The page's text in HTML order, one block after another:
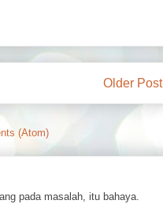
Older Post
(Atom)
pada masalah, itu bahaya.